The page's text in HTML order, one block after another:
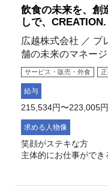
飲食の未来を、創
しで、CREATION.
広越株式会社 ／ プ
舗の未来のマネー
サービス・販売・外食
給与
215,534円〜223,005
求める人物像
笑顔がステキな方
主体的にお仕事ができ